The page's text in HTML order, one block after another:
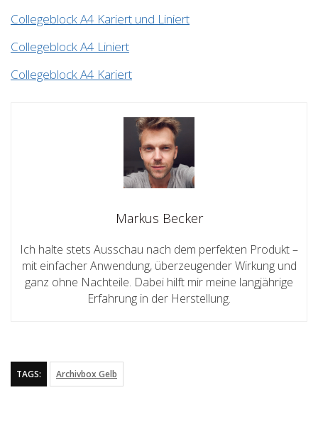
Collegeblock A4 Kariert und Liniert
Collegeblock A4 Liniert
Collegeblock A4 Kariert
Markus Becker
Ich halte stets Ausschau nach dem perfekten Produkt –
mit einfacher Anwendung, überzeugender Wirkung und
ganz ohne Nachteile. Dabei hilft mir meine langjährige
Erfahrung in der Herstellung.
TAGS: Archivbox Gelb